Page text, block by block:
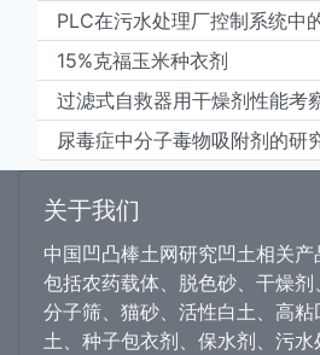
PLC在污水处理厂控制系统中
15%克福玉米种衣剂
过滤式自救器用干燥剂性能考
关于我们
中国凹凸棒土网研究凹土相关
包括农药载体、脱色砂、干燥
分子筛、猫砂、活性白土、高粘
土、种子包衣剂、保水剂、污